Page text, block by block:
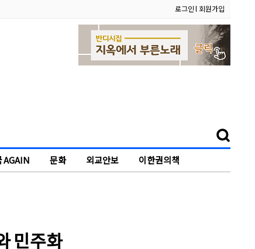
로그인l 회원가입
AGAIN 문화 외교안보
이한권의책
민주화